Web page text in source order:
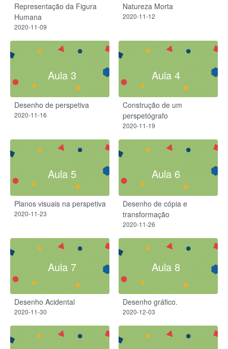
Representação da Figura
Humana
2020-11-09
Natureza Morta
2020-11-12
Aula 3
Desenho de perspetiva
2020-11-16
Aula 4
Construção de um
perspetógrafo
2020-11-19
Aula 5
Planos visuais na perspetiva
2020-11-23
Aula 6
Desenho de cópia e
transformação
2020-11-26
Aula 7
Desenho Acidental
2020-11-30
Aula 8
Desenho gráfico.
2020-12-03